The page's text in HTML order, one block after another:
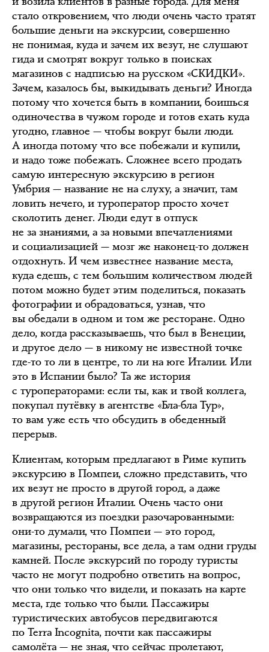
стало откровением, что люди очень часто тратят
большие деньги на экскурсии, совершенно
не понимая, куда и зачем их везут, не слушают
гида и смотрят вокруг только в поисках
магазинов с надписью на русском «СКИДКИ».
Зачем, казалось бы, выкидывать деньги? Иногда
потому что хочется быть в компании, боишься
одиночества в чужом городе и готов ехать куда
угодно, главное — чтобы вокруг были люди.
А иногда потому что все побежали и купили,
и надо тоже побежать. Сложнее всего продать
самую интересную экскурсию в регион
Умбрия — название не на слуху, а значит, там
ловить нечего, и туроператор просто хочет
сколотить денег. Люди едут в отпуск
не за знаниями, а за новыми впечатлениями
и социализацией — мозг же наконец-то должен
отдохнуть. И чем известнее название места,
куда едешь, с тем большим количеством людей
потом можно будет этим поделиться, показать
фотографии и обрадоваться, узнав, что
вы обедали в одном и том же ресторане. Одно
дело, когда рассказываешь, что был в Венеции,
и другое дело — в никому не известной точке
где-то то ли в центре, то ли на юге Италии. Или
это в Испании было? Та же история
с туроператорами: если ты, как и твой коллега,
покупал путёвку в агентстве «Бла-бла Тур»,
то вам уже есть что обсудить в обеденный
перерыв.
Клиентам, которым предлагают в Риме купить
экскурсию в Помпеи, сложно представить, что
их везут не просто в другой город, а даже
в другой регион Италии. Очень часто они
возвращаются из поездки разочарованными:
они-то думали, что Помпеи — это город,
магазины, рестораны, все дела, а там одни груды
камней. После экскурсий по городу туристы
часто не могут подробно ответить на вопрос,
что они только что видели, и показать на карте
места, где только что были. Пассажиры
туристических автобусов передвигаются
по Terra Incognita, почти как пассажиры
самолёта — не зная, что сейчас пролетают,